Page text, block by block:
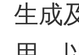
生成